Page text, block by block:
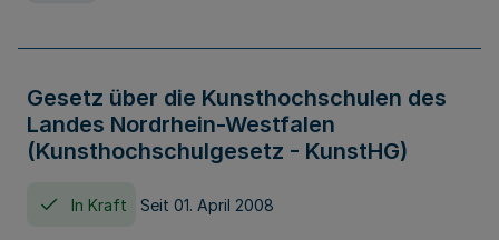
Gesetz über die Kunsthochschulen des
Landes Nordrhein-Westfalen
(Kunsthochschulgesetz - KunstHG)
In Kraft Seit 01. April 2008